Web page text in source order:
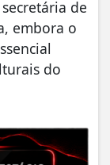
de
embora o
do